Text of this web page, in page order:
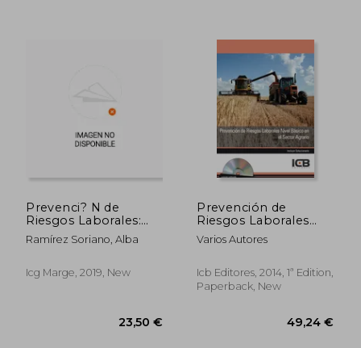
Prevenci? N de
Riesgos Laborales:
Personal Monitor (in
Spanish)
Ramírez Soriano, Alba
Icg Marge, 2019, New
Prevención de
Riesgos Laborales
Nivel Básico en el
Sector Agrario-
Multimedia (in
Spanish)
Varios Autores
Icb Editores, 2014, 1ª Edition,
Paperback, New